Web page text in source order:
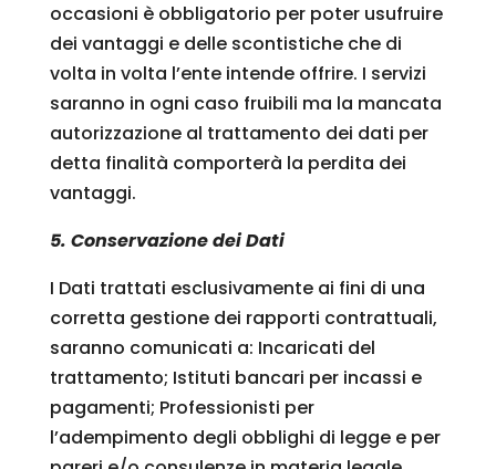
occasioni è obbligatorio per poter usufruire
dei vantaggi e delle scontistiche che di
volta in volta l’ente intende offrire. I servizi
saranno in ogni caso fruibili ma la mancata
autorizzazione al trattamento dei dati per
detta finalità comporterà la perdita dei
vantaggi.
5. Conservazione dei Dati
I Dati trattati esclusivamente ai fini di una
corretta gestione dei rapporti contrattuali,
saranno comunicati a: Incaricati del
trattamento; Istituti bancari per incassi e
pagamenti; Professionisti per
l’adempimento degli obblighi di legge e per